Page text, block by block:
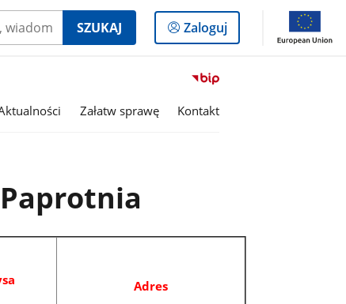
SZUKAJ
Logowanie
do
Zaloguj
Przejdź
serwisu
Załatw sprawę Kontakt
Adres